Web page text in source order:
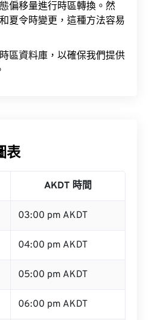
偏移量進行時區轉換。然
夏令時變更，這種方法容易
區資料庫，以確保我們提供
表
AKDT 時間
03:00 pm AKDT
04:00 pm AKDT
05:00 pm AKDT
06:00 pm AKDT